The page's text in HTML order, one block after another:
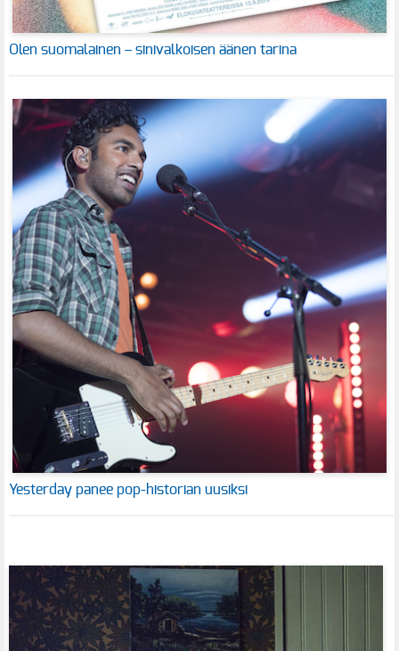
Olen suomalainen – sinivalkoisen äänen tarina
Yesterday panee pop-historian uusiksi